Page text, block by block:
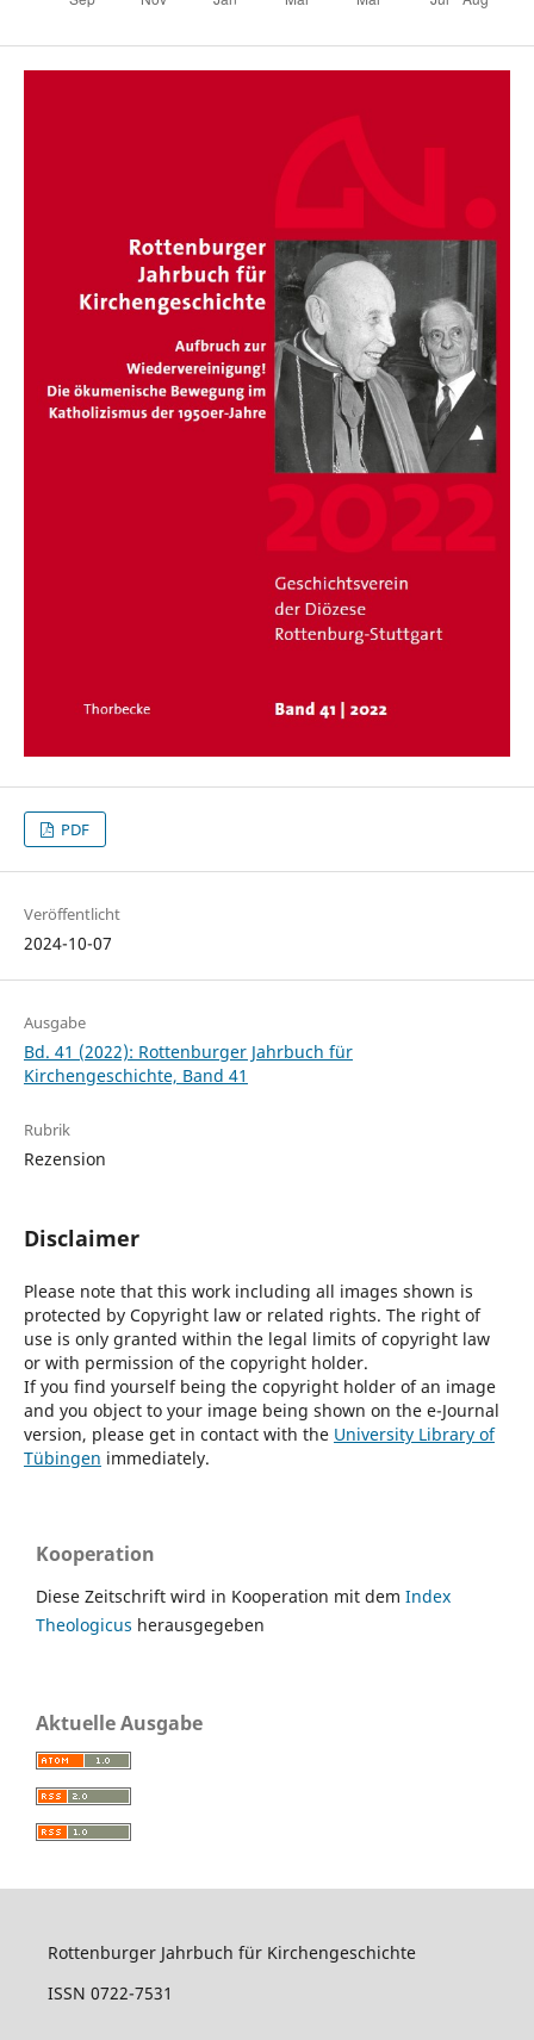
PDF
Veröffentlicht
2024-10-07
Ausgabe
Bd. 41 (2022): Rottenburger Jahrbuch für
Kirchengeschichte, Band 41
Rubrik
Rezension
Disclaimer
Please note that this work including all images shown is
protected by Copyright law or related rights. The right of
use is only granted within the legal limits of copyright law
or with permission of the copyright holder.
If you find yourself being the copyright holder of an image
and you object to your image being shown on the e-Journal
version, please get in contact with the University Library of
Tübingen immediately.
Kooperation
Diese Zeitschrift wird in Kooperation mit dem Index
Theologicus herausgegeben
Aktuelle Ausgabe
Rottenburger Jahrbuch für Kirchengeschichte
ISSN 0722-7531